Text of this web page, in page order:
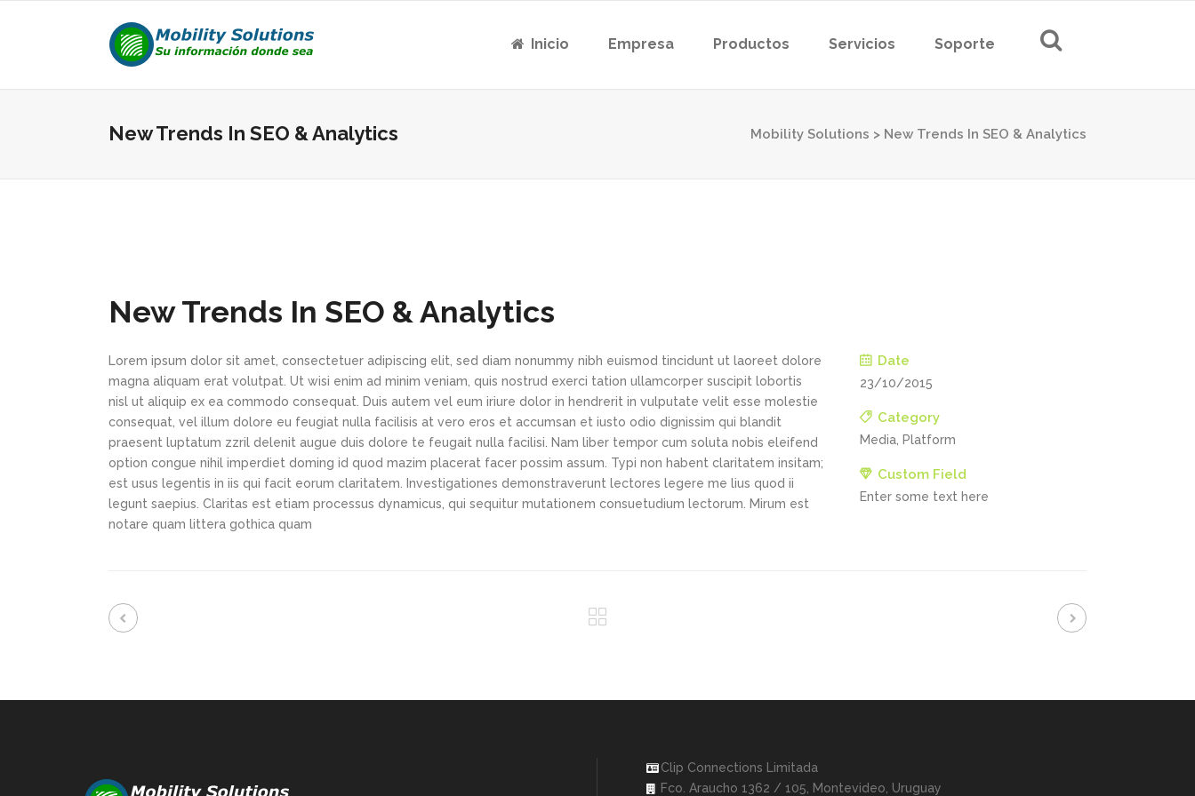
Inicio Empresa Productos Servicios Soporte
New Trends In SEO & Analytics Mobility Solutions > New Trends In SEO & Analytics
New Trends In SEO & Analytics
Lorem ipsum dolor sit amet, consectetuer adipiscing elit, sed diam nonummy nibh euismod tincidunt ut laoreet dolore
magna aliquam erat volutpat. Ut wisi enim ad minim veniam, quis nostrud exerci tation ullamcorper suscipit lobortis
nisl ut aliquip ex ea commodo consequat. Duis autem vel eum iriure dolor in hendrerit in vulputate velit esse molestie
consequat, vel illum dolore eu feugiat nulla facilisis at vero eros et accumsan et iusto odio dignissim qui blandit
praesent luptatum zzril delenit augue duis dolore te feugait nulla facilisi. Nam liber tempor cum soluta nobis eleifend
option congue nihil imperdiet doming id quod mazim placerat facer possim assum. Typi non habent claritatem insitam;
est usus legentis in iis qui facit eorum claritatem. Investigationes demonstraverunt lectores legere me lius quod ii
legunt saepius. Claritas est etiam processus dynamicus, qui sequitur mutationem consuetudium lectorum. Mirum est
notare quam littera gothica quam
Date
23/10/2015
Category
Media, Platform
Custom Field
Enter some text here
Clip Connections Limitada
Fco. Araucho 1362 / 105, Montevideo, Uruguay